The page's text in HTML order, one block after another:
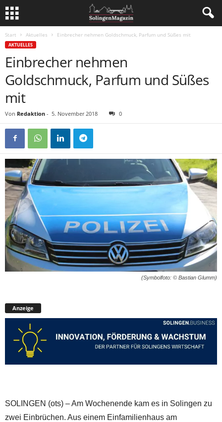
Start Aktuelles Einbrecher nehmen Goldschmuck, Parfum und Süßes mit
AKTUELLES
Einbrecher nehmen
Goldschmuck, Parfum und Süßes
mit
Von Redaktion - 5. November 2018 0
(Symbolfoto: © Bastian Glumm)
Anzeige
SOLINGEN (ots) – Am Wochenende kam es in Solingen zu
zwei Einbrüchen. Aus einem Einfamilienhaus am